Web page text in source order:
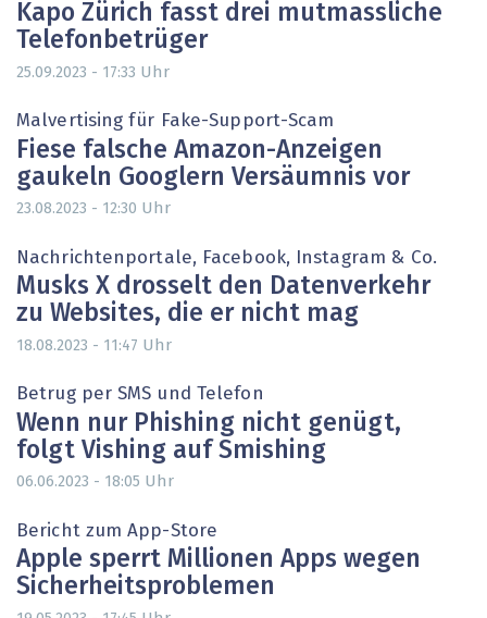
Kapo Zürich fasst drei mutmassliche
Telefonbetrüger
25.09.2023 - 17:33 Uhr
Malvertising für Fake-Support-Scam
Fiese falsche Amazon-Anzeigen
gaukeln Googlern Versäumnis vor
23.08.2023 - 12:30 Uhr
Nachrichtenportale, Facebook, Instagram & Co.
Musks X drosselt den Datenverkehr
zu Websites, die er nicht mag
18.08.2023 - 11:47 Uhr
Betrug per SMS und Telefon
Wenn nur Phishing nicht genügt,
folgt Vishing auf Smishing
06.06.2023 - 18:05 Uhr
Bericht zum App-Store
Apple sperrt Millionen Apps wegen
Sicherheitsproblemen